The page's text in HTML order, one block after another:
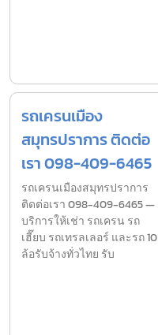
รถเครนเมือง
สมุทรปราการ ติดต่อ
เรา 098-409-6465
รถเครนเมืองสมุทรปราการ
ติดต่อเรา 098-409-6465 —
บริการให้เช่า รถเครน รถ
เฮี๊ยบ รถเทรลเลอร์ และรถ 10
ล้อรับจ้างทั่วไทย รับ